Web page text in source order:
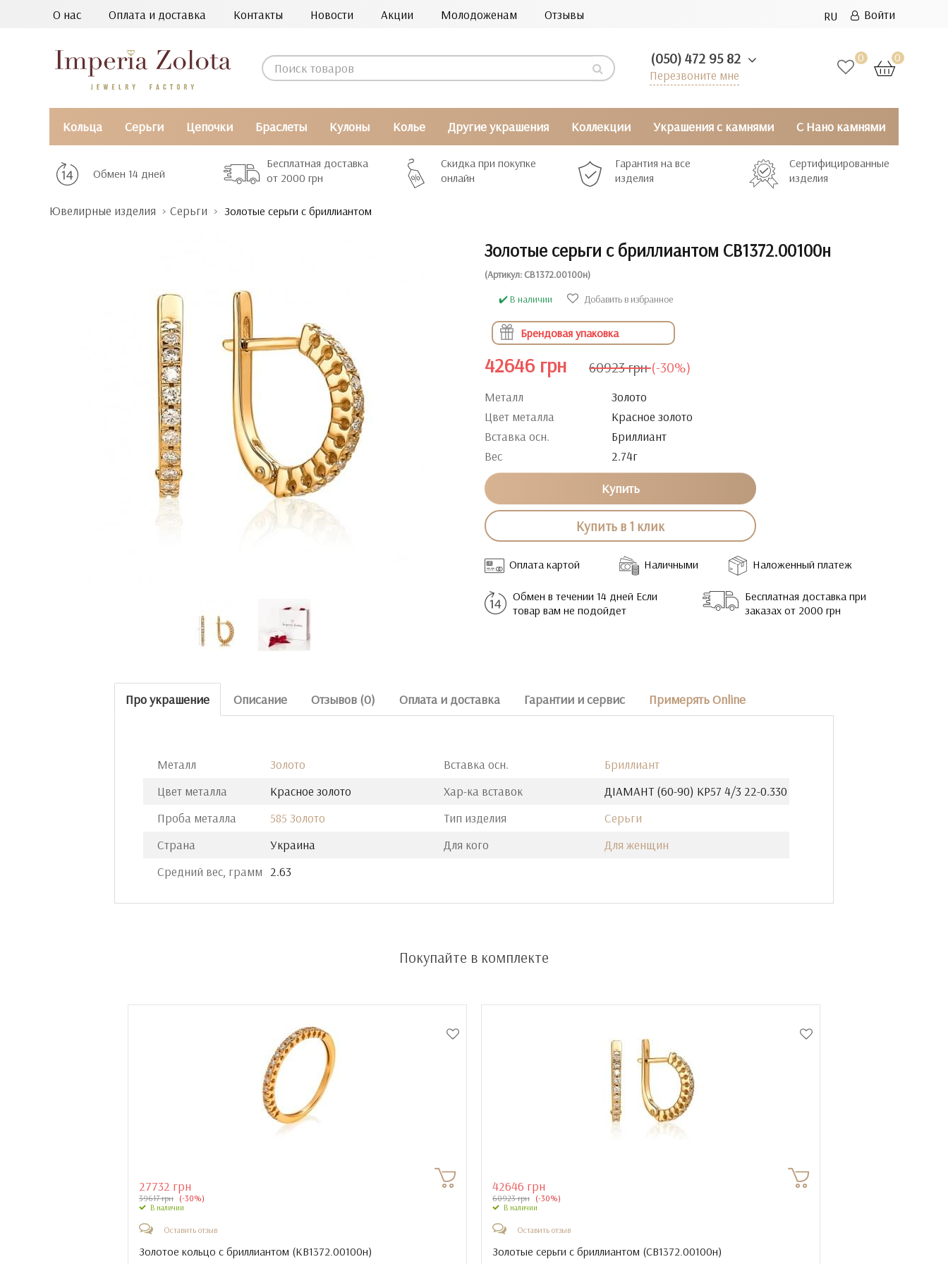
О нас Оплата и доставка Контакты Новости Акции Молодоженам Отзывы RU Войти
0 0
(050) 472 95 82
Перезвоните мне
Кольца Серьги Цепочки Браслеты Кулоны Колье Другие украшения Коллекции Украшения с камнями С Нано камнями
Обмен 14 дней
Бесплатная доставка
от 2000 грн
Скидка при покупке
онлайн
Гарантия на все
изделия
Сертифицированные
изделия
Ювелирные изделия Серьги Золотые серьги с бриллиантом
Золотые серьги с бриллиантом СВ1372.00100н
(Артикул: СВ1372.00100н)
✔️ В наличии
Добавить в избранное
Брендовая упаковка
42646 грн 60923 грн (-30%)
Металл
Золото
Цвет металла
Красное золото
Вставка осн.
Бриллиант
Вес
2.74г
Купить
Купить в 1 клик
Оплата картой Наличными Наложенный платеж
Обмен в течении 14 дней Если
товар вам не подойдет
Бесплатная доставка при
заказах от 2000 грн
Про украшение Описание Отзывов (0) Оплата и доставка Гарантии и сервис Примерять Online
Металл
Золото
Цвет металла
Красное золото
Проба металла
585 Золото
Страна
Украина
Средний вес, грамм
2.63
Вставка осн.
Бриллиант
Хар-ка вставок
ДIАМАНТ (60-90) КР57 4/3 22-0.330
Тип изделия
Серьги
Для кого
Для женщин
Покупайте в комплекте
27732 грн
39617 грн (-30%)
В наличии
Оставить отзыв
Золотое кольцо с бриллиантом (КВ1372.00100н)
42646 грн
60923 грн (-30%)
В наличии
Оставить отзыв
Золотые серьги с бриллиантом (СВ1372.00100н)